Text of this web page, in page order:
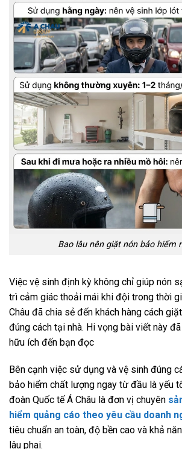
Bao lâu nên giặt nón bảo hiểm
Việc vệ sinh định kỳ không chỉ giúp nón
trì cảm giác thoải mái khi đội trong thời
Châu đã chia sẻ đến khách hàng cách
đúng cách tại nhà. Hi vọng bài viết này
hữu ích đến bạn đọc
Bên cạnh việc sử dụng và vệ sinh đúng
bảo hiểm chất lượng ngay từ đầu là yếu
đoàn Quốc tế Á Châu là đơn vị chuyên
hiểm quảng cáo theo yêu cầu doanh
tiêu chuẩn an toàn, độ bền cao và khả
lâu phai.